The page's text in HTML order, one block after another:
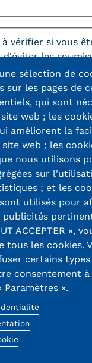
vérifier si vous
les
10
sélection de
sur les pages de
qui sont
web ; les
améliorent la
web ; les
nous utilisons
sur
; et les
utilisés pour
ACCEPTER »,
tous les cookies.
certains
consentement
Paramètres ».